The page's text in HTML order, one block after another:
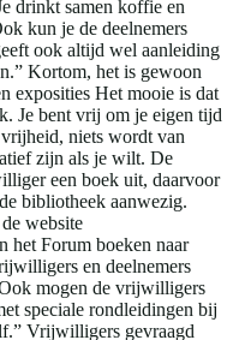
drinkt samen koffie en
kun je de deelnemers
ook altijd wel aanleiding
Kortom, het is gewoon
exposities Het mooie is dat
Je bent vrij om je eigen tijd
niets wordt van
zijn als je wilt. De
een boek uit, daarvoor
bibliotheek aanwezig.
website
het Forum boeken naar
en deelnemers
mogen de vrijwilligers
speciale rondleidingen bij
Vrijwilligers gevraagd